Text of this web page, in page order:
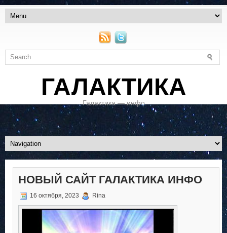
ГАЛАКТИКА
Галактика — инфо
НОВЫЙ САЙТ ГАЛАКТИКА ИНФО
16 октября, 2023 Rina